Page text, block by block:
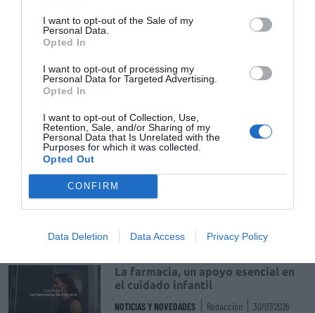
I want to opt-out of the Sale of my
Personal Data.
Opted In
I want to opt-out of processing my
Personal Data for Targeted Advertising.
Opted In
I want to opt-out of Collection, Use,
Retention, Sale, and/or Sharing of my
Personal Data that Is Unrelated with the
Purposes for which it was collected.
Opted Out
CONFIRM
Data Deletion Data Access Privacy Policy
Destacados
La venta online de medicamentos
DIGITAL Isabel Marín Moral 28/07/2026
Récord de comunicaciones para el
24 Congreso Nacional
Farmacéutico de Oviedo
La farmacia, un apoyo esencial en
el cuidado infantil
NOTICIAS Y NOVEDADES Redacción 30/07/2026